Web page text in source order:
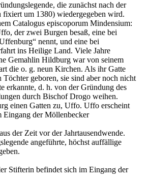
die zunächst nach der
fixiert um 1380) wiedergegeben wird.
Catalogus episcoporum Mindensium:
der zwei Burgen besaß, eine bei
nennt, und eine bei
ins Heilige Land. Viele Jahre
Gemahlin Hildburg war von seinem
die o. g. neun Kirchen. Als ihr Gatte
geboren, sie sind aber noch nicht
erkannte, d. h. von der Gründung des
durch Bischof Drogo weihen.
einen Gatten zu, Uffo. Uffo erscheint
Eingang der Möllenbecker
der Zeit vor der Jahrtausendwende.
angeführte, höchst auffällige
Stifterin befindet sich im Eingang der